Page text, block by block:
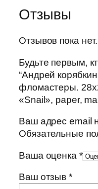
Отзывы
Отзывов пока нет.
Будьте первым,
“Андрей
фломастеры.
«Snail», paper,
Ваш адрес email
Обязательные
Ваша оценка *
Ваш отзыв*